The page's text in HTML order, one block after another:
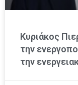
Κυριάκος
την
την